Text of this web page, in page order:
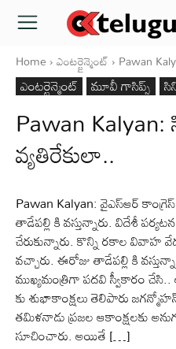
Home ఎంటర్టైన్మెంట్ Pawan
ఎంటర్టైన్మెంట్ మూవీ గాసిప్స్
Pawan
వ్యతిరేకులా..
Pawan Kalyan: వైఎస్ఆర్
తాడేపల్లి కి వస్తున్నారు. విదేశీ
చేరుకున్నారు. కొన్ని రకాల వివాహ
వచ్చారు. ఈరోజు తాడేపల్లి కి
ముఖ్యమంత్రిగా పదవి స్వీకారం
కు శుభాకాంక్షలు తెలిపారు
తమిళనాడు ప్రజల ఆకాంక్షలకు
సూచించారు. అయితే […]